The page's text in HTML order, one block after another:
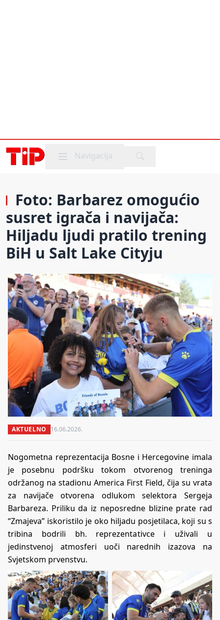
Mobile menu
Navigacija
Foto: Barbarez omogućio
susret igrača i navijača:
Hiljadu ljudi pratilo trening
BiH u Salt Lake Cityju
AKTUELNO 16.06.2026.
Nogometna reprezentacija Bosne i Hercegovine imala
je posebnu podršku tokom otvorenog treninga
održanog na stadionu America First Field, čija su vrata
za navijače otvorena odlukom selektora Sergeja
Barbareza. Priliku da iz neposredne blizine prate rad
“Zmajeva” iskoristilo je oko hiljadu posjetilaca, koji su s
tribina bodrili bh. reprezentativce i uživali u
jedinstvenoj atmosferi uoči narednih izazova na
Svjetskom prvenstvu.